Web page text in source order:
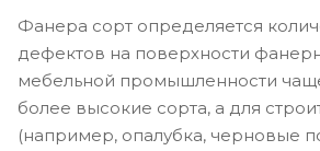
Фанера сорт определяется
дефектов на поверхности
мебельной промышленности
более высокие сорта, а для
(например, опалубка, черновые